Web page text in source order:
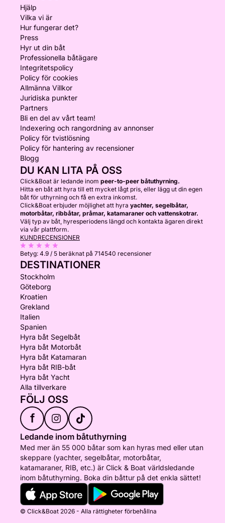
Hjälp
Vilka vi är
Hur fungerar det?
Press
Hyr ut din båt
Professionella båtägare
Integritetspolicy
Policy för cookies
Allmänna Villkor
Juridiska punkter
Partners
Bli en del av vårt team!
Indexering och rangordning av annonser
Policy för tvistlösning
Policy för hantering av recensioner
Blogg
DU KAN LITA PÅ OSS
Click&Boat är ledande inom peer-to-peer båtuthyrning.
Hitta en båt att hyra till ett mycket lågt pris, eller lägg ut din egen
båt för uthyrning och få en extra inkomst.
Click&Boat erbjuder möjlighet att hyra yachter, segelbåtar,
motorbåtar, ribbåtar, pråmar, katamaraner och vattenskotrar.
Välj typ av båt, hyresperiodens längd och kontakta ägaren direkt
via vår plattform.
KUNDRECENSIONER
Betyg: 4.9 / 5 beräknat på 714540 recensioner
DESTINATIONER
Stockholm
Göteborg
Kroatien
Grekland
Italien
Spanien
Hyra båt Segelbåt
Hyra båt Motorbåt
Hyra båt Katamaran
Hyra båt RIB-båt
Hyra båt Yacht
Alla tillverkare
FÖLJ OSS
f
Ledande inom båtuthyrning
Med mer än 55 000 båtar som kan hyras med eller utan
skeppare (yachter, segelbåtar, motorbåtar,
katamaraner, RIB, etc.) är Click & Boat världsledande
inom båtuthyrning. Boka din båttur på det enkla sättet!
© Click&Boat 2026 - Alla rättigheter förbehållna